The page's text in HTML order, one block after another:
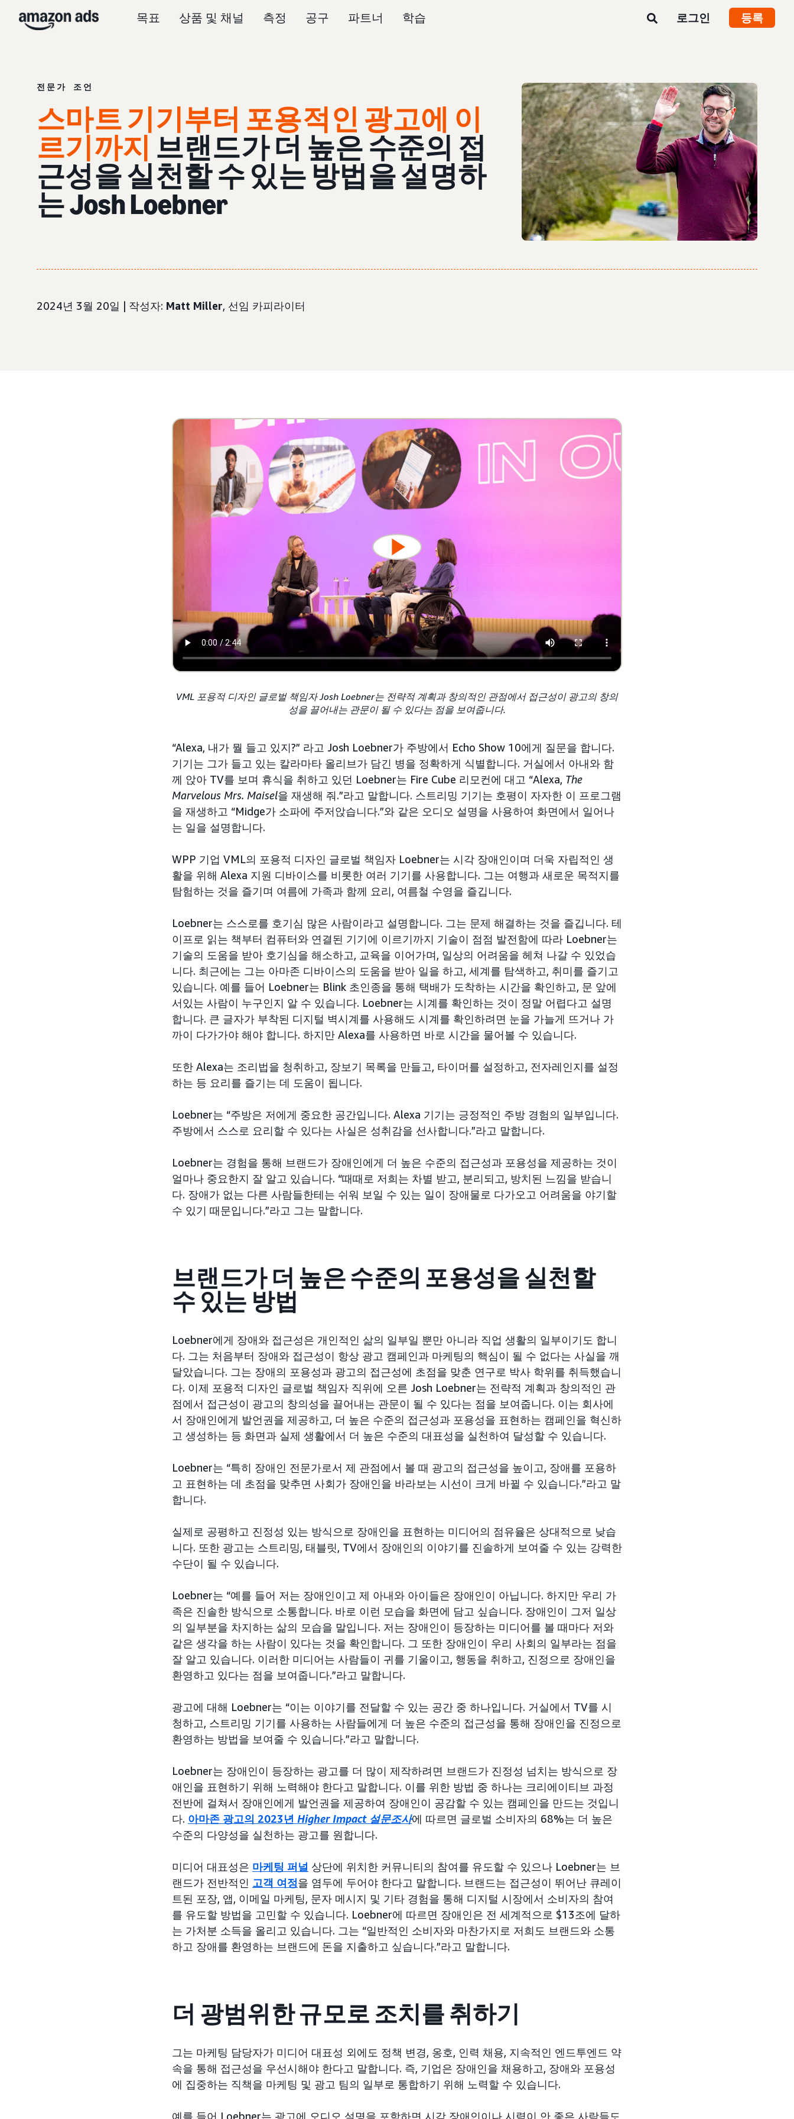
목표 상품 및 채널 측정 공구 파트너 학습 로그인 등록
전문가 조언
스마트 기기부터 포용적인 광고에 이
르기까지 브랜드가 더 높은 수준의 접
근성을 실천할 수 있는 방법을 설명하
는 Josh Loebner
2024년 3월 20일 | 작성자: Matt Miller, 선임 카피라이터
VML 포용적 디자인 글로벌 책임자 Josh Loebner는 전략적 계획과 창의적인 관점에서 접근성이 광고의 창의
성을 끌어내는 관문이 될 수 있다는 점을 보여줍니다.
“Alexa, 내가 뭘 들고 있지?” 라고 Josh Loebner가 주방에서 Echo Show 10에게 질문을 합니다.
기기는 그가 들고 있는 칼라마타 올리브가 담긴 병을 정확하게 식별합니다. 거실에서 아내와 함
께 앉아 TV를 보며 휴식을 취하고 있던 Loebner는 Fire Cube 리모컨에 대고 “Alexa, The
Marvelous Mrs. Maisel을 재생해 줘.”라고 말합니다. 스트리밍 기기는 호평이 자자한 이 프로그램
을 재생하고 “Midge가 소파에 주저앉습니다.”와 같은 오디오 설명을 사용하여 화면에서 일어나
는 일을 설명합니다.
WPP 기업 VML의 포용적 디자인 글로벌 책임자 Loebner는 시각 장애인이며 더욱 자립적인 생
활을 위해 Alexa 지원 디바이스를 비롯한 여러 기기를 사용합니다. 그는 여행과 새로운 목적지를
탐험하는 것을 즐기며 여름에 가족과 함께 요리, 여름철 수영을 즐깁니다.
Loebner는 스스로를 호기심 많은 사람이라고 설명합니다. 그는 문제 해결하는 것을 즐깁니다. 테
이프로 읽는 책부터 컴퓨터와 연결된 기기에 이르기까지 기술이 점점 발전함에 따라 Loebner는
기술의 도움을 받아 호기심을 해소하고, 교육을 이어가며, 일상의 어려움을 헤쳐 나갈 수 있었습
니다. 최근에는 그는 아마존 디바이스의 도움을 받아 일을 하고, 세계를 탐색하고, 취미를 즐기고
있습니다. 예를 들어 Loebner는 Blink 초인종을 통해 택배가 도착하는 시간을 확인하고, 문 앞에
서있는 사람이 누구인지 알 수 있습니다. Loebner는 시계를 확인하는 것이 정말 어렵다고 설명
합니다. 큰 글자가 부착된 디지털 벽시계를 사용해도 시계를 확인하려면 눈을 가늘게 뜨거나 가
까이 다가가야 해야 합니다. 하지만 Alexa를 사용하면 바로 시간을 물어볼 수 있습니다.
또한 Alexa는 조리법을 청취하고, 장보기 목록을 만들고, 타이머를 설정하고, 전자레인지를 설정
하는 등 요리를 즐기는 데 도움이 됩니다.
Loebner는 “주방은 저에게 중요한 공간입니다. Alexa 기기는 긍정적인 주방 경험의 일부입니다.
주방에서 스스로 요리할 수 있다는 사실은 성취감을 선사합니다.”라고 말합니다.
Loebner는 경험을 통해 브랜드가 장애인에게 더 높은 수준의 접근성과 포용성을 제공하는 것이
얼마나 중요한지 잘 알고 있습니다. “때때로 저희는 차별 받고, 분리되고, 방치된 느낌을 받습니
다. 장애가 없는 다른 사람들한테는 쉬워 보일 수 있는 일이 장애물로 다가오고 어려움을 야기할
수 있기 때문입니다.”라고 그는 말합니다.
브랜드가 더 높은 수준의 포용성을 실천할
수 있는 방법
Loebner에게 장애와 접근성은 개인적인 삶의 일부일 뿐만 아니라 직업 생활의 일부이기도 합니
다. 그는 처음부터 장애와 접근성이 항상 광고 캠페인과 마케팅의 핵심이 될 수 없다는 사실을 깨
달았습니다. 그는 장애의 포용성과 광고의 접근성에 초점을 맞춘 연구로 박사 학위를 취득했습니
다. 이제 포용적 디자인 글로벌 책임자 직위에 오른 Josh Loebner는 전략적 계획과 창의적인 관
점에서 접근성이 광고의 창의성을 끌어내는 관문이 될 수 있다는 점을 보여줍니다. 이는 회사에
서 장애인에게 발언권을 제공하고, 더 높은 수준의 접근성과 포용성을 표현하는 캠페인을 혁신하
고 생성하는 등 화면과 실제 생활에서 더 높은 수준의 대표성을 실천하여 달성할 수 있습니다.
Loebner는 “특히 장애인 전문가로서 제 관점에서 볼 때 광고의 접근성을 높이고, 장애를 포용하
고 표현하는 데 초점을 맞추면 사회가 장애인을 바라보는 시선이 크게 바뀔 수 있습니다.”라고 말
합니다.
실제로 공평하고 진정성 있는 방식으로 장애인을 표현하는 미디어의 점유율은 상대적으로 낮습
니다. 또한 광고는 스트리밍, 태블릿, TV에서 장애인의 이야기를 진솔하게 보여줄 수 있는 강력한
수단이 될 수 있습니다.
Loebner는 “예를 들어 저는 장애인이고 제 아내와 아이들은 장애인이 아닙니다. 하지만 우리 가
족은 진솔한 방식으로 소통합니다. 바로 이런 모습을 화면에 담고 싶습니다. 장애인이 그저 일상
의 일부분을 차지하는 삶의 모습을 말입니다. 저는 장애인이 등장하는 미디어를 볼 때마다 저와
같은 생각을 하는 사람이 있다는 것을 확인합니다. 그 또한 장애인이 우리 사회의 일부라는 점을
잘 알고 있습니다. 이러한 미디어는 사람들이 귀를 기울이고, 행동을 취하고, 진정으로 장애인을
환영하고 있다는 점을 보여줍니다.”라고 말합니다.
광고에 대해 Loebner는 “이는 이야기를 전달할 수 있는 공간 중 하나입니다. 거실에서 TV를 시
청하고, 스트리밍 기기를 사용하는 사람들에게 더 높은 수준의 접근성을 통해 장애인을 진정으로
환영하는 방법을 보여줄 수 있습니다.”라고 말합니다.
Loebner는 장애인이 등장하는 광고를 더 많이 제작하려면 브랜드가 진정성 넘치는 방식으로 장
애인을 표현하기 위해 노력해야 한다고 말합니다. 이를 위한 방법 중 하나는 크리에이티브 과정
전반에 걸쳐서 장애인에게 발언권을 제공하여 장애인이 공감할 수 있는 캠페인을 만드는 것입니
다. 아마존 광고의 2023년 Higher Impact 설문조사에 따르면 글로벌 소비자의 68%는 더 높은
수준의 다양성을 실천하는 광고를 원합니다.
미디어 대표성은 마케팅 퍼널 상단에 위치한 커뮤니티의 참여를 유도할 수 있으나 Loebner는 브
랜드가 전반적인 고객 여정을 염두에 두어야 한다고 말합니다. 브랜드는 접근성이 뛰어난 큐레이
트된 포장, 앱, 이메일 마케팅, 문자 메시지 및 기타 경험을 통해 디지털 시장에서 소비자의 참여
를 유도할 방법을 고민할 수 있습니다. Loebner에 따르면 장애인은 전 세계적으로 $13조에 달하
는 가처분 소득을 올리고 있습니다. 그는 “일반적인 소비자와 마찬가지로 저희도 브랜드와 소통
하고 장애를 환영하는 브랜드에 돈을 지출하고 싶습니다.”라고 말합니다.
더 광범위한 규모로 조치를 취하기
그는 마케팅 담당자가 미디어 대표성 외에도 정책 변경, 옹호, 인력 채용, 지속적인 엔드투엔드 약
속을 통해 접근성을 우선시해야 한다고 말합니다. 즉, 기업은 장애인을 채용하고, 장애와 포용성
에 집중하는 직책을 마케팅 및 광고 팀의 일부로 통합하기 위해 노력할 수 있습니다.
예를 들어 Loebner는 광고에 오디오 설명을 포함하면 시각 장애인이나 시력이 안 좋은 사람들도